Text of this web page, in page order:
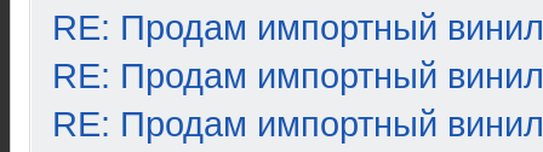
RE: Продам импортный винил
RE: Продам импортный винил
RE: Продам импортный винил